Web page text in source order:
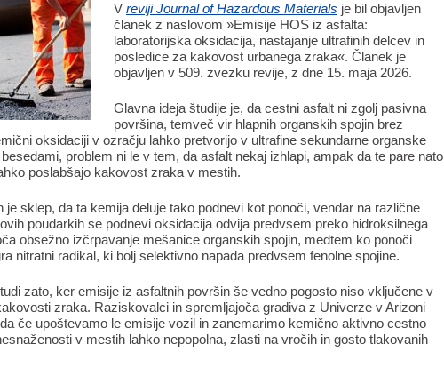
V reviji Journal of Hazardous Materials je bil objavljen
članek z naslovom »Emisije HOS iz asfalta:
laboratorijska oksidacija, nastajanje ultrafinih delcev in
posledice za kakovost urbanega zraka«. Članek je
objavljen v 509. zvezku revije, z dne 15. maja 2026.
Glavna ideja študije je, da cestni asfalt ni zgolj pasivna
površina, temveč vir hlapnih organskih spojin brez
oksidaciji v ozračju lahko pretvorijo v ultrafine sekundarne organske
problem ni le v tem, da asfalt nekaj izhlapi, ampak da te pare nato
poslabšajo kakovost zraka v mestih.
je sklep, da ta kemija deluje tako podnevi kot ponoči, vendar na različne
poudarkih se podnevi oksidacija odvija predvsem preko hidroksilnega
obsežno izčrpavanje mešanice organskih spojin, medtem ko ponoči
nitratni radikal, ki bolj selektivno napada predvsem fenolne spojine.
zato, ker emisije iz asfaltnih površin še vedno pogosto niso vključene v
zraka. Raziskovalci in spremljajoča gradiva z Univerze v Arizoni
če upoštevamo le emisije vozil in zanemarimo kemično aktivno cestno
v mestih lahko nepopolna, zlasti na vročih in gosto tlakovanih